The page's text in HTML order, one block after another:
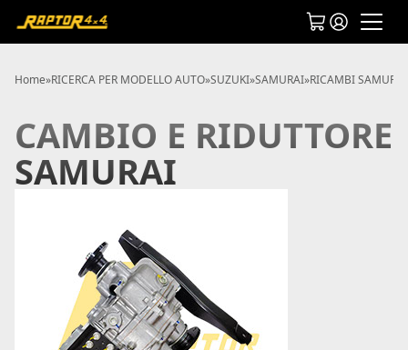
Home»RICERCA PER MODELLO AUTO»SUZUKI»SAMURAI»RICAMBI SAMURAI
CAMBIO E RIDUTTORE
SAMURAI